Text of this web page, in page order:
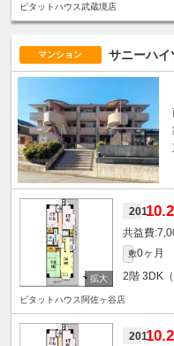
ピタットハウス武蔵境店
マンション サニーハイ
201
敷0ヶ月
2階 3DK
ピタットハウス阿佐ヶ谷店
201